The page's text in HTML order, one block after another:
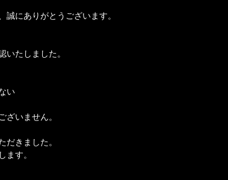
にありがとうございます。
たしました。
い
いません。
きました。
す。